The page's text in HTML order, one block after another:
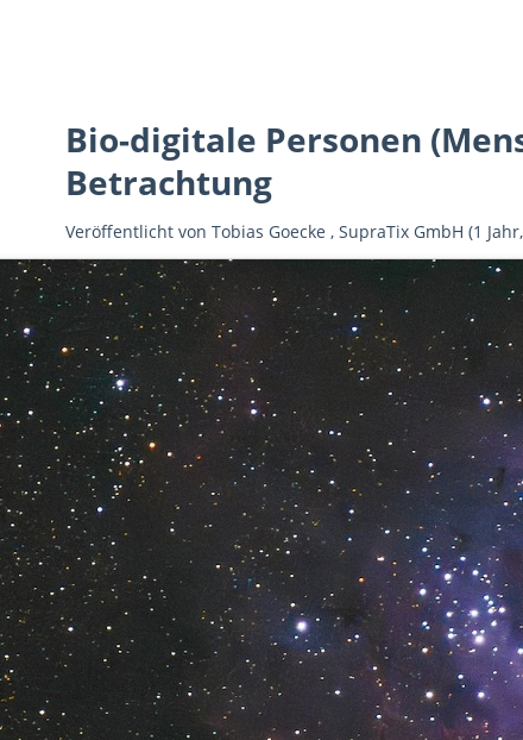
Bio-digitale Personen
Betrachtung
Veröffentlicht vonTobias Goecke ,SupraTix GmbH (1